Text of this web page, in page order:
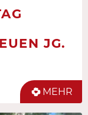
JG.
MEHR